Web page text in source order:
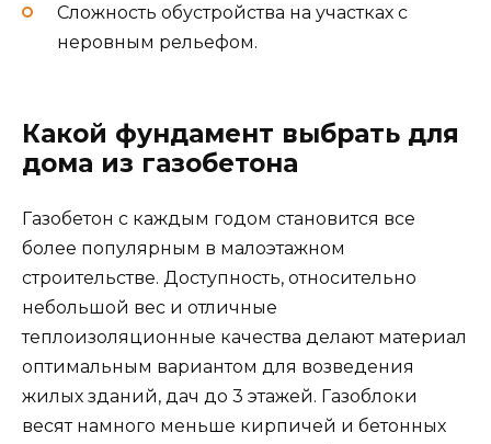
Сложность обустройства на участках с
неровным рельефом.
Какой фундамент выбрать для
дома из газобетона
Газобетон с каждым годом становится все
более популярным в малоэтажном
строительстве. Доступность, относительно
небольшой вес и отличные
теплоизоляционные качества делают материал
оптимальным вариантом для возведения
жилых зданий, дач до 3 этажей. Газоблоки
весят намного меньше кирпичей и бетонных